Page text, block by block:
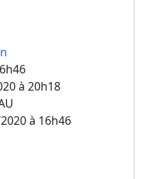
à 20h18
à 16h46